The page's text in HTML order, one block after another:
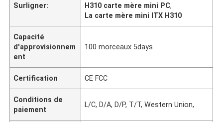
Surligner:
H310 carte mère mini PC,
La carte mère mini ITX H310
Capacité
d'approvisionnem
ent
100 morceaux 5days
Certification CE FCC
Conditions de
paiement
L/C, D/A, D/P, T/T, Western Union,